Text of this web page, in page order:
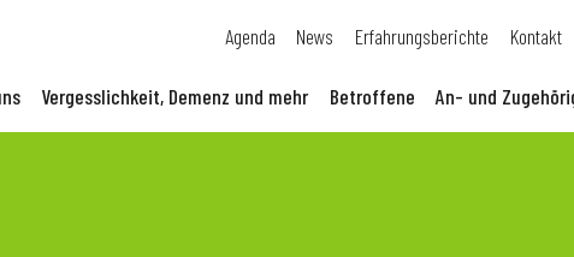
Agenda News Erfahrungsberichte Kontakt
Vergesslichkeit, Demenz und mehr Betroffene An- und